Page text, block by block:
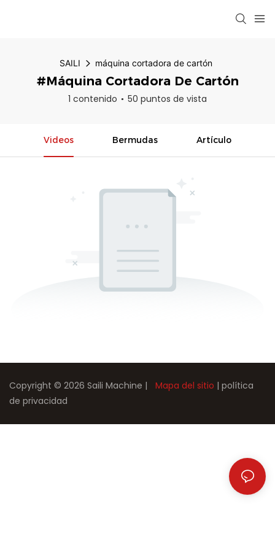
SAILI máquina cortadora de cartón
#máquina Cortadora De Cartón
1 contenido 50 puntos de vista
Videos Bermudas Artículo
Copyright © 2026 Saili Machine | Mapa del sitio | política
de privacidad